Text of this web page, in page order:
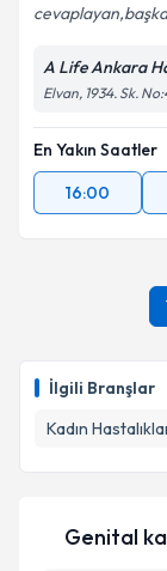
İlgili Branşlar
Kadın
A Life Ankara
Elvan, 1934. Sk.
En Yakın Saatler
16:00
Genital